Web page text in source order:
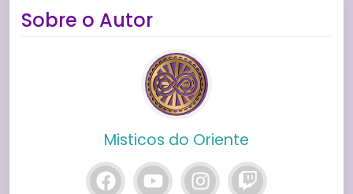
Sobre o Autor
Misticos do Oriente